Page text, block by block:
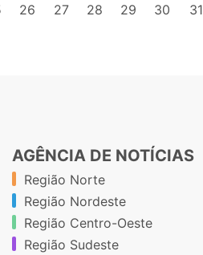
26 27 28 29 30 31
AGÊNCIA DE NOTÍCIAS
Região Norte
Região Nordeste
Região Centro-Oeste
Região Sudeste